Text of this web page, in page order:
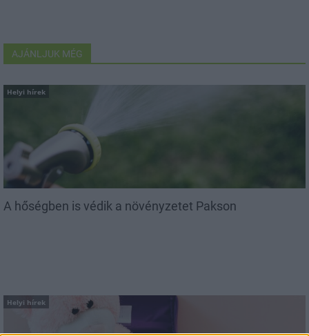
AJÁNLJUK MÉG
Helyi hírek
A hőségben is védik a növényzetet Pakson
Helyi hírek